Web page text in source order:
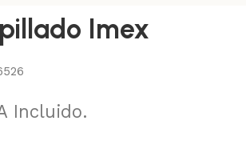
Imex
Incluido.